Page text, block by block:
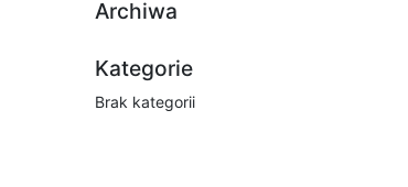
Archiwa
Kategorie
Brak kategorii